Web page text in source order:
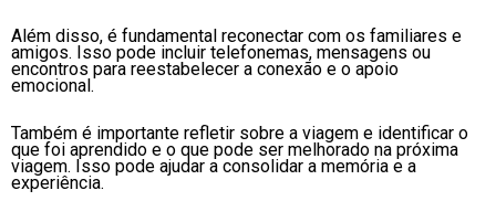
Além disso, é fundamental reconectar com os familiares e
amigos. Isso pode incluir telefonemas, mensagens ou
encontros para reestabelecer a conexão e o apoio
emocional.
Também é importante refletir sobre a viagem e identificar o
que foi aprendido e o que pode ser melhorado na próxima
viagem. Isso pode ajudar a consolidar a memória e a
experiência.